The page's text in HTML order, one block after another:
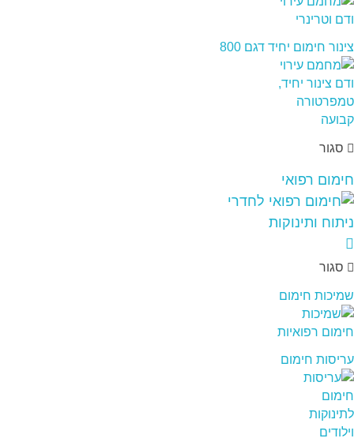
צינור חימום יחיד דגם 800
סגור
חימום רפואי
סגור
שמיכות חימום
עריסות חימום